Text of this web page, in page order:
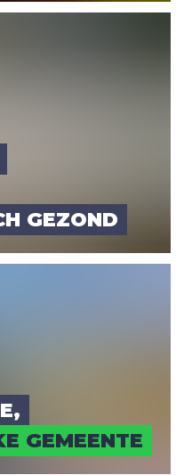
GEZOND
GEMEEN­TE